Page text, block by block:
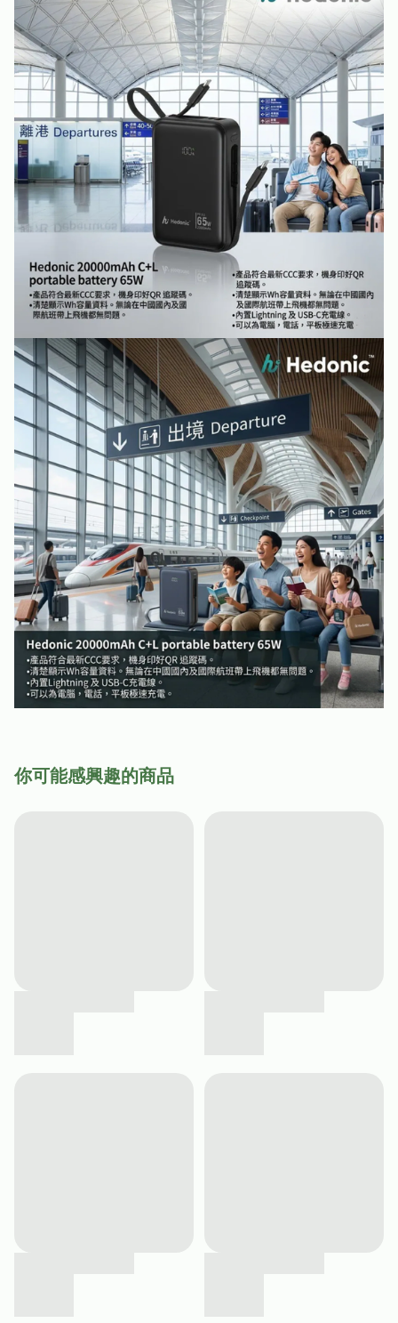
你可能感興趣的商品